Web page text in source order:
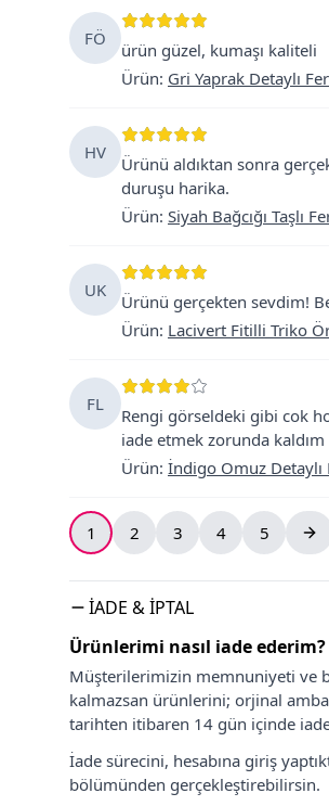
FÖ
ürün güzel, kumaşı kaliteli
Ürün: Gri Yaprak Detaylı
HV
Ürünü aldıktan sonra
duruşu harika.
Ürün: Siyah Bağcığı Taşlı
UK
Ürünü gerçekten sevdim!
Ürün: Lacivert Fitilli Triko
FL
Rengi görseldeki gibi cok
iade etmek zorunda kaldım
Ürün: İndigo Omuz Detaylı
1 2 3 4 5
İADE & İPTAL
Ürünlerimi nasıl iade ederim?
Müşterilerimizin memnuniyeti ve
kalmazsan ürünlerini; orjinal
tarihten itibaren 14 gün içinde
İade sürecini, hesabına giriş
bölümünden gerçekleştirebilirsin.